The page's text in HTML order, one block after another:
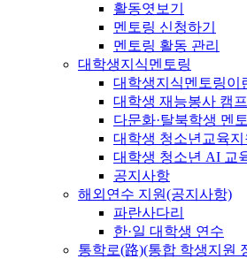
활동엿보기
멘토링 신청하기
멘토링 활동 관리
대학생지식멘토링
대학생지식멘토링이
대학생 재능봉사 캠
다문화·탈북학생 멘
대학생 청소년교육
대학생 청소년 AI 교
공지사항
해외연수 지원(공지사항)
파란사다리
한·일 대학생 연수
통학로(路)(통합 학생지원